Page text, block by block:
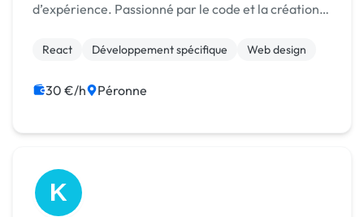
d’expérience. Passionné par le code et la création
performants, esthétiques et centrés sur l’utilisateur.
React Développement spécifique Web design
30 €/h Péronne
K